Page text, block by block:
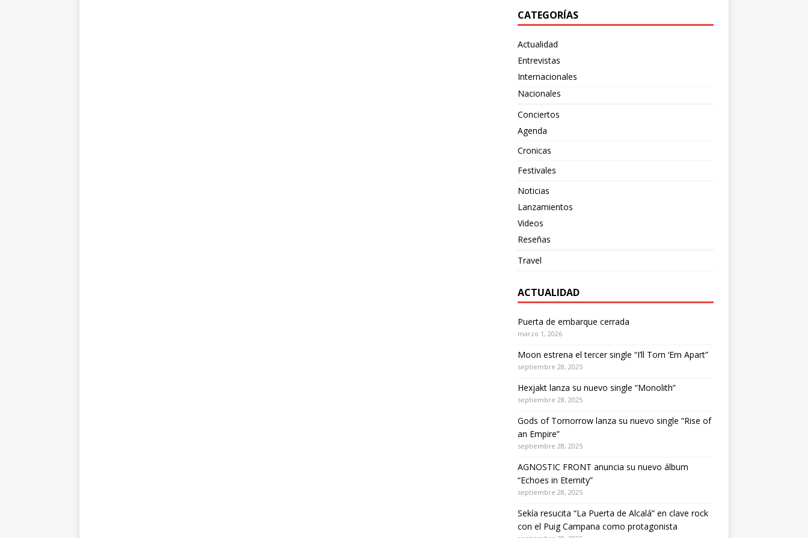
CATEGORÍAS
Actualidad
Entrevistas
Internacionales
Nacionales
Conciertos
Agenda
Cronicas
Festivales
Noticias
Lanzamientos
Videos
Reseñas
Travel
ACTUALIDAD
Puerta de embarque cerrada
marzo 1, 2026
Moon estrena el tercer single “I’ll Torn ‘Em Apart”
septiembre 28, 2025
Hexjakt lanza su nuevo single “Monolith”
septiembre 28, 2025
Gods of Tomorrow lanza su nuevo single “Rise of
an Empire”
septiembre 28, 2025
AGNOSTIC FRONT anuncia su nuevo álbum
“Echoes in Eternity”
septiembre 28, 2025
Sekía resucita “La Puerta de Alcalá” en clave rock
con el Puig Campana como protagonista